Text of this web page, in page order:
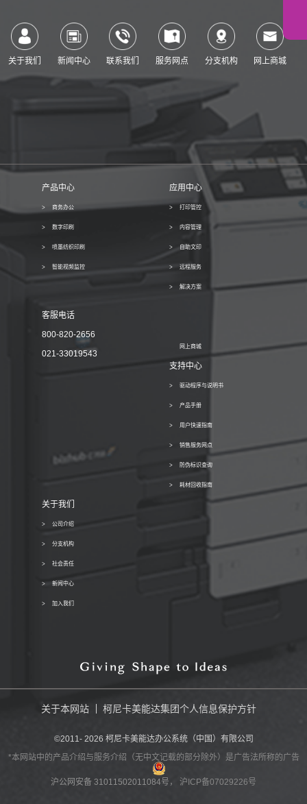
关于我们 新闻中心 联系我们 服务网点 分支机构 网上商城
产品中心
商务办公
数字印刷
喷墨纺织印刷
智能视频监控
客服电话
800-820-2656
021-33019543
应用中心
打印管控
内容管理
自助文印
远程服务
解决方案
网上商城
支持中心
驱动程序与说明书
产品手册
用户快速指南
销售服务网点
防伪标识查询
耗材回收指南
关于我们
公司介绍
分支机构
社会责任
新闻中心
加入我们
关于本网站 柯尼卡美能达集团个人信息保护方针
©2011- 2026 柯尼卡美能达办公系统（中国）有限公司
*本网站中的产品介绍与服务介绍（无中文记载的部分除外）是广告法所称的广告
沪公网安备 31011502011084号 ， 沪ICP备07029226号